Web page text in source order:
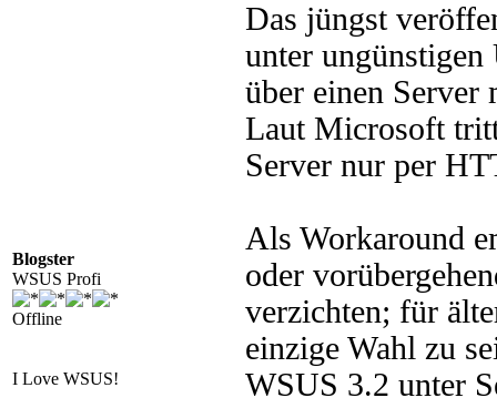
Blogster
WSUS Profi
Offline
I Love WSUS!
Das jüngst
unter ungünstigen
über einen Server
Laut Microsoft
Server nur per
Als Workaround
oder
verzichten; für
einzige Wahl zu
WSUS 3.2 unter